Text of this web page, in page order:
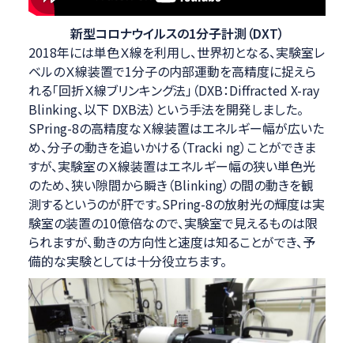
新型コロナウイルスの1分子計測（DXT）
2018年には単色Ｘ線を利用し、世界初となる、実験室レ
ベルのＸ線装置で1分子の内部運動を高精度に捉えら
れる「回折Ｘ線ブリンキング法」（DXB：Diffracted X-ray
Blinking、以下 DXB法）という手法を開発しました。
SPring-8の高精度なＸ線装置はエネルギー幅が広いた
め、分子の動きを追いかける（Tracki ng）ことができま
すが、実験室のＸ線装置はエネルギー幅の狭い単色光
のため、狭い隙間から瞬き（Blinking）の間の動きを観
測するというのが肝です。SPring-8の放射光の輝度は実
験室の装置の10億倍なので、実験室で見えるものは限
られますが、動きの方向性と速度は知ることができ、予
備的な実験としては十分役立ちます。